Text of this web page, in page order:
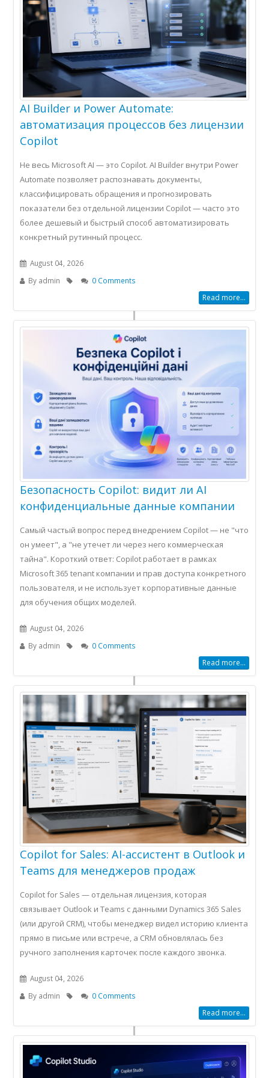
AI Builder и Power Automate:
автоматизация процессов без лицензии
Copilot
Не весь Microsoft AI — это Copilot. AI Builder внутри Power
Automate позволяет распознавать документы,
классифицировать обращения и прогнозировать
показатели без отдельной лицензии Copilot — часто это
более дешевый и быстрый способ автоматизировать
конкретный рутинный процесс.
August 04, 2026
By admin 0 Comments
Read more...
Безопасность Copilot: видит ли AI
конфиденциальные данные компании
Самый частый вопрос перед внедрением Copilot — не "что
он умеет", а "не утечет ли через него коммерческая
тайна". Короткий ответ: Copilot работает в рамках
Microsoft 365 tenant компании и прав доступа конкретного
пользователя, и не использует корпоративные данные
для обучения общих моделей.
August 04, 2026
By admin 0 Comments
Read more...
Copilot for Sales: AI-ассистент в Outlook и
Teams для менеджеров продаж
Copilot for Sales — отдельная лицензия, которая
связывает Outlook и Teams с данными Dynamics 365 Sales
(или другой CRM), чтобы менеджер видел историю клиента
прямо в письме или встрече, а CRM обновлялась без
ручного заполнения карточек после каждого звонка.
August 04, 2026
By admin 0 Comments
Read more...